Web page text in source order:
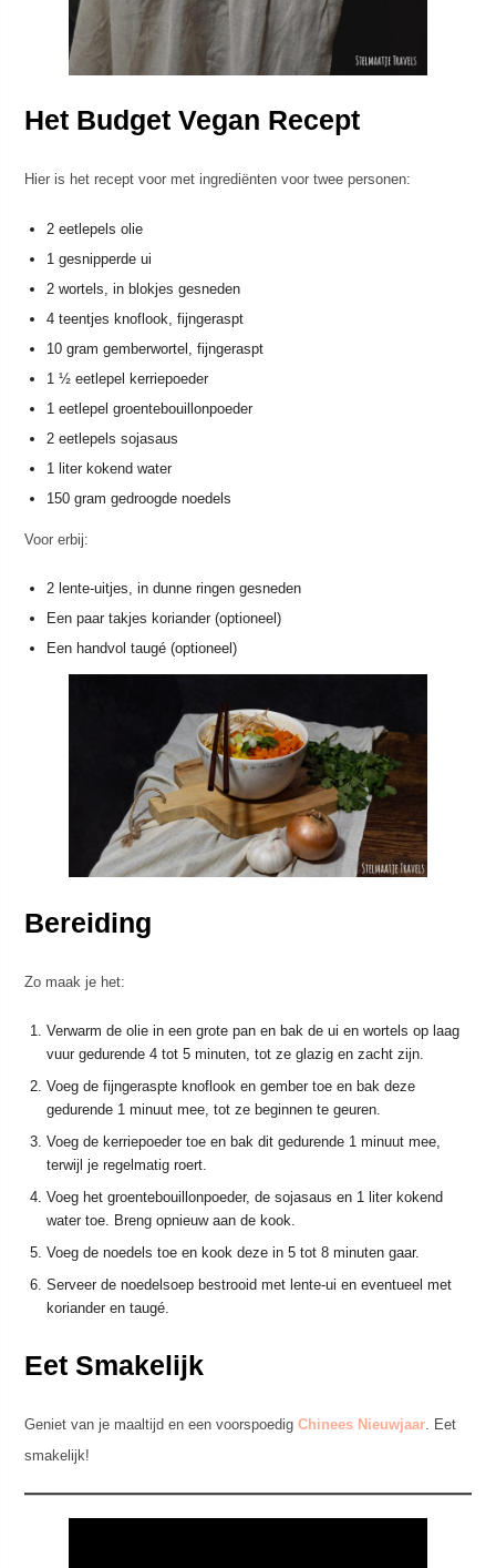
Het Budget Vegan Recept
Hier is het recept voor met ingrediënten voor twee personen:
2 eetlepels olie
1 gesnipperde ui
2 wortels, in blokjes gesneden
4 teentjes knoflook, fijngeraspt
10 gram gemberwortel, fijngeraspt
1 ½ eetlepel kerriepoeder
1 eetlepel groentebouillonpoeder
2 eetlepels sojasaus
1 liter kokend water
150 gram gedroogde noedels
Voor erbij:
2 lente-uitjes, in dunne ringen gesneden
Een paar takjes koriander (optioneel)
Een handvol taugé (optioneel)
Bereiding
Zo maak je het:
Verwarm de olie in een grote pan en bak de ui en wortels op laag
vuur gedurende 4 tot 5 minuten, tot ze glazig en zacht zijn.
Voeg de fijngeraspte knoflook en gember toe en bak deze
gedurende 1 minuut mee, tot ze beginnen te geuren.
Voeg de kerriepoeder toe en bak dit gedurende 1 minuut mee,
terwijl je regelmatig roert.
Voeg het groentebouillonpoeder, de sojasaus en 1 liter kokend
water toe. Breng opnieuw aan de kook.
Voeg de noedels toe en kook deze in 5 tot 8 minuten gaar.
Serveer de noedelsoep bestrooid met lente-ui en eventueel met
koriander en taugé.
Eet Smakelijk
Geniet van je maaltijd en een voorspoedig Chinees Nieuwjaar. Eet
smakelijk!